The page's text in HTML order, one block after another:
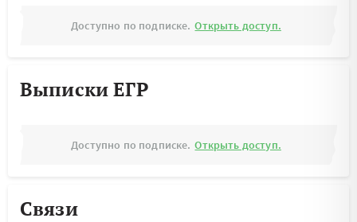
Доступно по подписке. Открыть доступ.
Выписки ЕГР
Доступно по подписке. Открыть доступ.
Связи